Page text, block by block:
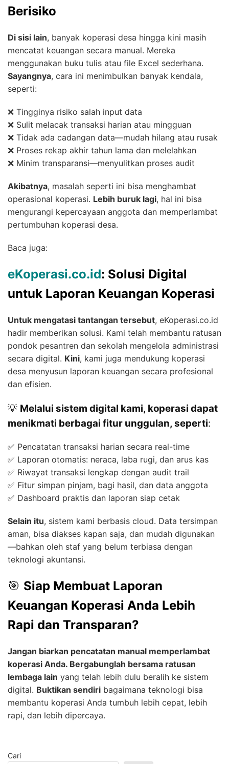
Berisiko
Di sisi lain, banyak koperasi desa hingga kini masih
mencatat keuangan secara manual. Mereka
menggunakan buku tulis atau file Excel sederhana.
Sayangnya, cara ini menimbulkan banyak kendala,
seperti:
❌ Tingginya risiko salah input data
❌ Sulit melacak transaksi harian atau mingguan
❌ Tidak ada cadangan data—mudah hilang atau rusak
❌ Proses rekap akhir tahun lama dan melelahkan
❌ Minim transparansi—menyulitkan proses audit
Akibatnya, masalah seperti ini bisa menghambat
operasional koperasi. Lebih buruk lagi, hal ini bisa
mengurangi kepercayaan anggota dan memperlambat
pertumbuhan koperasi desa.
Baca juga:
eKoperasi.co.id: Solusi Digital
untuk Laporan Keuangan Koperasi
Untuk mengatasi tantangan tersebut, eKoperasi.co.id
hadir memberikan solusi. Kami telah membantu ratusan
pondok pesantren dan sekolah mengelola administrasi
secara digital. Kini, kami juga mendukung koperasi
desa menyusun laporan keuangan secara profesional
dan efisien.
💡 Melalui sistem digital kami, koperasi dapat
menikmati berbagai fitur unggulan, seperti:
✅ Pencatatan transaksi harian secara real-time
✅ Laporan otomatis: neraca, laba rugi, dan arus kas
✅ Riwayat transaksi lengkap dengan audit trail
✅ Fitur simpan pinjam, bagi hasil, dan data anggota
✅ Dashboard praktis dan laporan siap cetak
Selain itu, sistem kami berbasis cloud. Data tersimpan
aman, bisa diakses kapan saja, dan mudah digunakan
—bahkan oleh staf yang belum terbiasa dengan
teknologi akuntansi.
🎯 Siap Membuat Laporan
Keuangan Koperasi Anda Lebih
Rapi dan Transparan?
Jangan biarkan pencatatan manual memperlambat
koperasi Anda. Bergabunglah bersama ratusan
lembaga lain yang telah lebih dulu beralih ke sistem
digital. Buktikan sendiri bagaimana teknologi bisa
membantu koperasi Anda tumbuh lebih cepat, lebih
rapi, dan lebih dipercaya.
Cari